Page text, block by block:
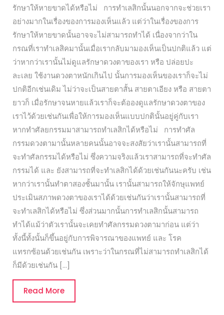
รักษาให้หายขาดได้หรือไม่ การทำเลสิกนั้นนอกจากจะช่วยเรา
อย่างมากในเรื่องของการมองเห็นแล้ว แต่ว่าในเรื่องของการ
รักษาให้หายขาดนั้นอาจจะไม่สามารถทำได้ เนื่องจากว่าใน
กรณที่เราทำเลสิคมานั้นเมื่อเรากลับมามองเห็นเป็นปกติแล้ว แต่
ว่าหากว่าเรานั้นไม่ดูแลรักษาดวงตาของเรา หรือ ปล่อยปะ
ละเลย ใช้งานดวงตาหนักเกินไป นั้นการมองเห็นของเราก็จะไม่
ปกติอีกเช่นเดิม ไม่ว่าจะเป็นสายตาสั้น สายตาเอียง หรือ สายตา
ยาวก็ เมื่อรักษาจนหายแล้วเราก็จะต้อองดูแลรักษาดวงตาของ
เราไว้ด้วยเช่นกันเพื่อให้การมองเห็นแบบปกตินั้นอยู่คู่กับเรา
หากทำศัลยกรรมมาสามารถทำเลสิกได้หรือไม่ การทำศัล
กรรมดวงตามานั้นหลายคนนั้นอาจจะสงสัยว่าเรานั้นสามารถที่
จะทำศัลกรรมได้หรือไม่ ซึ่งความจริงแล้วเราสามารถที่จะทำศัล
กรรมได้ และ ยังสามารถที่จะทำเลสิกได้ด้วยเช่นกันนะครับ เช่น
หากว่าเรานั้นทำตาสองชั้นมานั้น เรานั้นสามารถให้จักษุแพทย์
ประเมินสภาพดวงตาของเราได้ด้วยเช่นกันว่าเรานั้นสามารถที่
จะทำเลสิกได้หรือไม่ ซึ่งส่วนมากนั้นการทำเลสิกนั้นสามารถ
ทำได้แม้ว่าตัวเรานั้นจะเคยทำศัลกรรมดวงตามาก่อน แต่ว่า
ทั้งนี้ทั้งนั้นก็ขึ้นอยู่กับการพิจารณาของแพทย์ และ โรค
แทรกซ้อนด้วยเช่นกัน เพราะว่าในกรณที่ไม่สามารถทำเลสิกได้
ก็มีด้วยเช่นกัน […]
Read MoreRead
More